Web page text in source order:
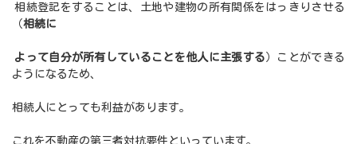
相続登記をすることは、土地や建物の所有関係をはっきりさせる
（相続に
よって自分が所有していることを他人に主張する）ことができる
ようになるため、
相続人にとっても利益があります。
これを不動産の第三者対抗要件といっています。